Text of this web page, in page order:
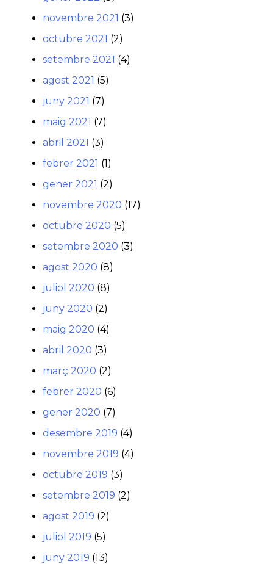
novembre 2021 (3)
octubre 2021 (2)
setembre 2021 (4)
agost 2021 (5)
juny 2021 (7)
maig 2021 (7)
abril 2021 (3)
febrer 2021 (1)
gener 2021 (2)
novembre 2020 (17)
octubre 2020 (5)
setembre 2020 (3)
agost 2020 (8)
juliol 2020 (8)
juny 2020 (2)
maig 2020 (4)
abril 2020 (3)
març 2020 (2)
febrer 2020 (6)
gener 2020 (7)
desembre 2019 (4)
novembre 2019 (4)
octubre 2019 (3)
setembre 2019 (2)
agost 2019 (2)
juliol 2019 (5)
juny 2019 (13)